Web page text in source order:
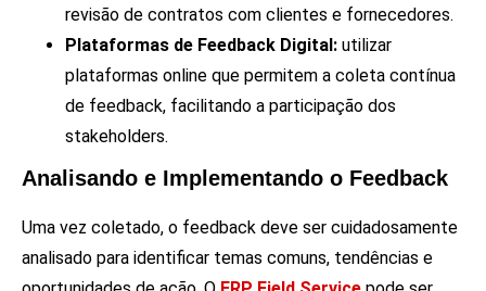
revisão de contratos com clientes e fornecedores.
Plataformas de Feedback Digital: utilizar
plataformas online que permitem a coleta contínua
de feedback, facilitando a participação dos
stakeholders.
Analisando e Implementando o Feedback
Uma vez coletado, o feedback deve ser cuidadosamente
analisado para identificar temas comuns, tendências e